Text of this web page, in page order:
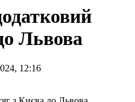
Львова
12:16